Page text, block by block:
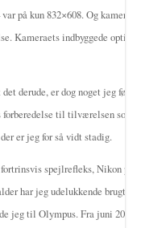
på kun 832×608. Og
Kameraets indbyggede optik
derude, er dog noget jeg
til tilværelsen som
er jeg for så vidt stadig.
spejlrefleks, Nikon på
har jeg udelukkende brugt
jeg til Olympus. Fra juni 2021